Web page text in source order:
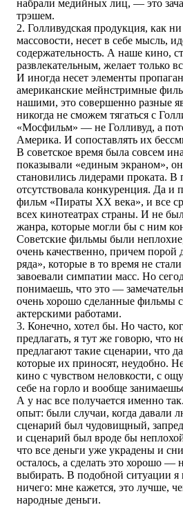
набрали медийных лиц, — это
трэшем.
2. Голливудская продукция, как
массовости, несет в себе мысль,
содержательность. А наше кино,
развлекательным, желает только
И иногда несет элементы
американские мейнстримные
нашими, это совершенно разные
никогда не сможем тягаться с
«Мосфильм» — не Голливуд, а
Америка. И сопоставлять их
В советское время была совсем
показывали «единым экраном»,
становились лидерами проката. В
отсутствовала конкуренция. Да
фильм «Пираты XX века», и все
всех кинотеатрах страны. И не
жанра, которые могли бы с ним
Советские фильмы были
очень качественно, причем
ряда», которые в то время не
завоевали симпатии масс. Но
понимаешь, что это —
очень хорошо сделанные фильмы
актерскими работами.
3. Конечно, хотел бы. Но часто,
предлагать, я тут же говорю, что
предлагают такие сценарии, что
которые их приносят, неудобно.
кино с чувством неловкости, с
себе на горло и вообще
А у нас все получается именно
опыт: были случаи, когда давали
сценарий был чудовищный,
и сценарий был вроде бы
что все деньги уже украдены и
осталось, а сделать это хорошо
выбирать. В подобной ситуации я
ничего: мне кажется, это лучше,
народные деньги.